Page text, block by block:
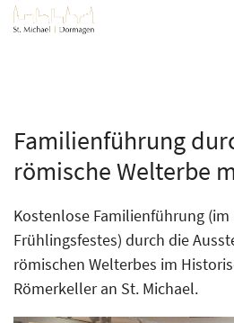
Zum Inhalt springen
Familienführung
römische Welterbe
Kostenlose Familienführung (im
Frühlingsfestes) durch die
römischen Welterbes im
Römerkeller an St. Michael.